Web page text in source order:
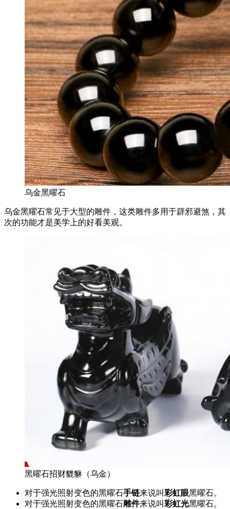
乌金黑曜石
乌金黑曜石常见于大型的雕件，这类雕件多用于辟邪避煞，其
次的功能才是美学上的好看美观。
黑曜石招财貔貅（乌金）
对于强光照射变色的黑曜石手链来说叫彩虹眼黑曜石。
对于强光照射变色的黑曜石雕件来说叫彩虹光黑曜石。